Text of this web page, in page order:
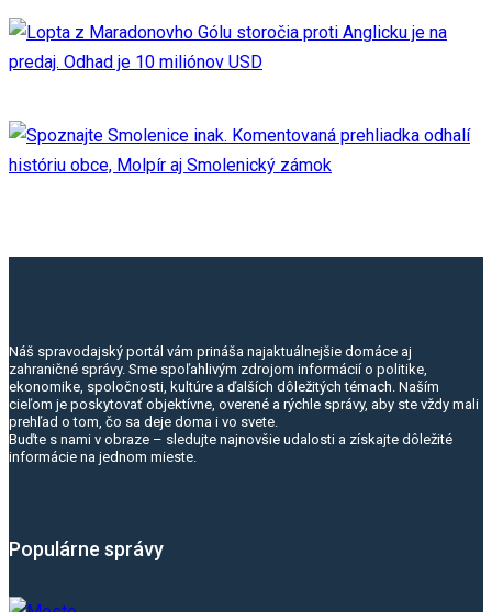
Náš spravodajský portál vám prináša najaktuálnejšie domáce aj
zahraničné správy. Sme spoľahlivým zdrojom informácií o politike,
ekonomike, spoločnosti, kultúre a ďalších dôležitých témach. Naším
cieľom je poskytovať objektívne, overené a rýchle správy, aby ste vždy mali
prehľad o tom, čo sa deje doma i vo svete.
Buďte s nami v obraze – sledujte najnovšie udalosti a získajte dôležité
informácie na jednom mieste.
Populárne správy